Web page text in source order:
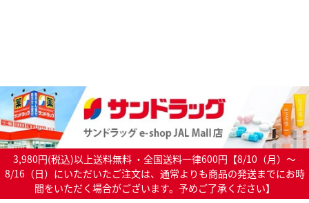
3,980円(税込)以上送料無料 ・全国送料一律600円【8/10（月）～
8/16（日）にいただいたご注文は、通常よりも商品の発送までにお時
間をいただく場合がございます。予めご了承ください】